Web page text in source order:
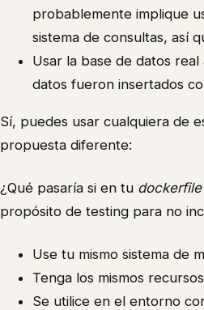
probablemente implique
sistema de consultas, así
Usar la base de datos
datos fueron insertados
Sí, puedes usar cualquiera de
propuesta diferente:
¿Qué pasaría si en tu dockerfile
propósito de testing para no
Use tu mismo sistema de
Tenga los mismos
Se utilice en el entorno